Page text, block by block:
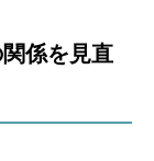
係を見直